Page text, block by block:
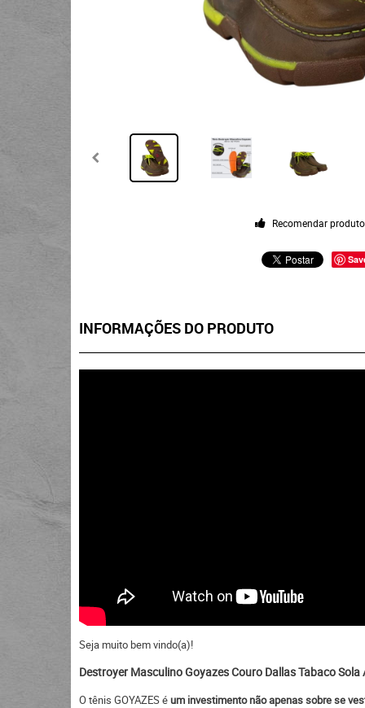
Recomendar produto
INFORMAÇÕES DO PRODUTO
Seja muito bem vindo(a)!
Destroyer Masculino Goyazes Couro Dallas Tabaco
O tênis GOYAZES éum investimento não apenas sobre se